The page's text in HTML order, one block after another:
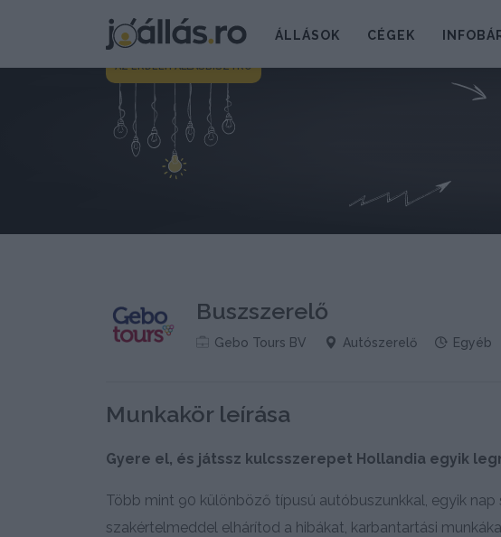
ÁLLÁSOK CÉGEK
AZ ERDÉLYI ÁLLÁSBISZTRÓ
Buszszerelő
Gebo Tours BV Autószerelő Egyéb
Munkakör leírása
Gyere el, és játssz kulcsszerepet Hollandia egyik
Több mint 90 különböző típusú autóbuszunkkal, egyik
szakértelmeddel elhárítod a hibákat, karbantartási